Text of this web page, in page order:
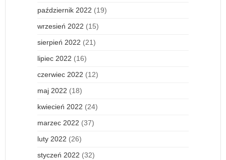
październik 2022 (19)
wrzesień 2022 (15)
sierpień 2022 (21)
lipiec 2022 (16)
czerwiec 2022 (12)
maj 2022 (18)
kwiecień 2022 (24)
marzec 2022 (37)
luty 2022 (26)
styczeń 2022 (32)